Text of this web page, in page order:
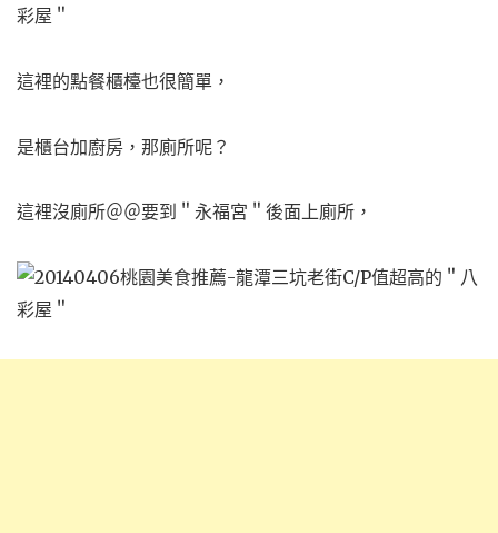
這裡的點餐櫃檯也很簡單，
是櫃台加廚房，那廁所呢？
這裡沒廁所＠＠要到＂永福宮＂後面上廁所，